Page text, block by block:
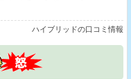
ハイブリッドの口コミ情報